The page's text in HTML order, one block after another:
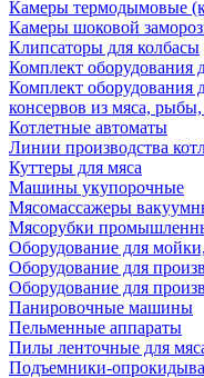
Камеры термодымовые
Камеры шоковой
Клипсаторы для колбасы
Комплект оборудования
Комплект оборудования
консервов из мяса,
Котлетные автоматы
Линии производства
Куттеры для мяса
Машины укупорочные
Мясомассажеры
Мясорубки
Оборудование для
Оборудование для
Оборудование для
Панировочные машины
Пельменные аппараты
Пилы ленточные для
Подъемники-